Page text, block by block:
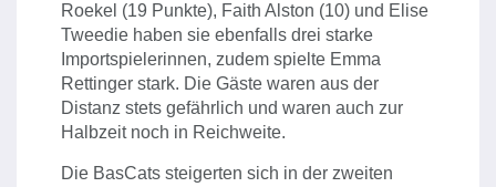
Roekel (19 Punkte), Faith Alston (10) und Elise
Tweedie haben sie ebenfalls drei starke
Importspielerinnen, zudem spielte Emma
Rettinger stark. Die Gäste waren aus der
Distanz stets gefährlich und waren auch zur
Halbzeit noch in Reichweite.
Die BasCats steigerten sich in der zweiten